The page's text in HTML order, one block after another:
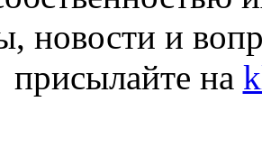
новости и
присылайте на